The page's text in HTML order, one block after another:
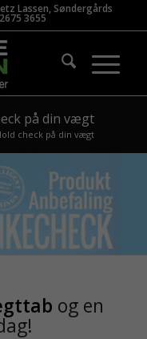
Lassen, Søndergårds
3655
på din vægt
check på din vægt
og en